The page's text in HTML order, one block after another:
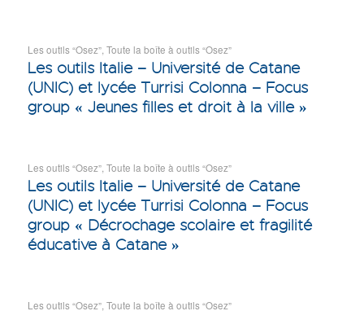
Les outils “Osez”, Toute la boîte à outils “Osez”
Les outils Italie – Université de Catane
(UNIC) et lycée Turrisi Colonna – Focus
group « Jeunes filles et droit à la ville »
Les outils “Osez”, Toute la boîte à outils “Osez”
Les outils Italie – Université de Catane
(UNIC) et lycée Turrisi Colonna – Focus
group « Décrochage scolaire et fragilité
éducative à Catane »
Les outils “Osez”, Toute la boîte à outils “Osez”